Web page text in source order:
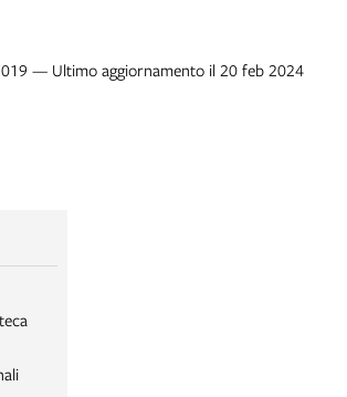
— Ultimo aggiornamento il 20 feb 2024